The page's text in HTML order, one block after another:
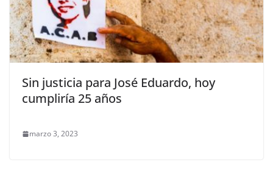
Sin justicia para José Eduardo, hoy
cumpliría 25 años
marzo 3, 2023